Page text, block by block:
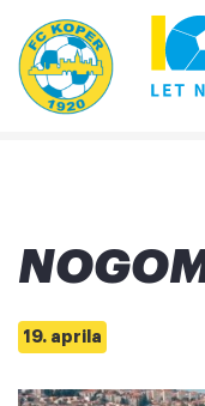
19. aprila